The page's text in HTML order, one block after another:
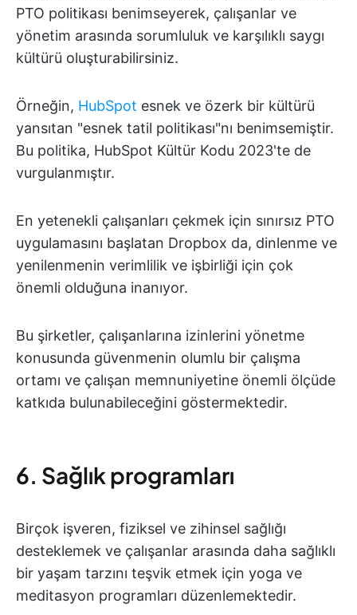
PTO politikası benimseyerek, çalışanlar ve
yönetim arasında sorumluluk ve karşılıklı saygı
kültürü oluşturabilirsiniz.
Örneğin, HubSpot esnek ve özerk bir kültürü
yansıtan "esnek tatil politikası"nı benimsemiştir.
Bu politika, HubSpot Kültür Kodu 2023'te de
vurgulanmıştır.
En yetenekli çalışanları çekmek için sınırsız PTO
uygulamasını başlatan Dropbox da, dinlenme ve
yenilenmenin verimlilik ve işbirliği için çok
önemli olduğuna inanıyor.
Bu şirketler, çalışanlarına izinlerini yönetme
konusunda güvenmenin olumlu bir çalışma
ortamı ve çalışan memnuniyetine önemli ölçüde
katkıda bulunabileceğini göstermektedir.
6. Sağlık programları
Birçok işveren, fiziksel ve zihinsel sağlığı
desteklemek ve çalışanlar arasında daha sağlıklı
bir yaşam tarzını teşvik etmek için yoga ve
meditasyon programları düzenlemektedir.